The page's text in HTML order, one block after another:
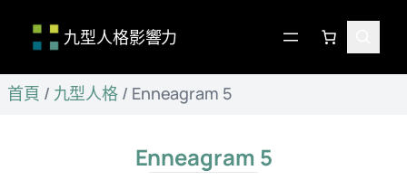
跳
至
九型人格影響力
首頁 / 九型人格 / Enneagram 5
Enneagram 5